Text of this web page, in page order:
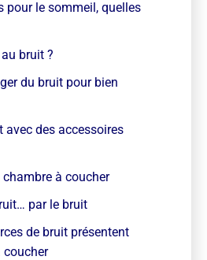
pour le sommeil, quelles
bruit ?
du bruit pour bien
avec des accessoires
chambre à coucher
par le bruit
de bruit présentent
coucher